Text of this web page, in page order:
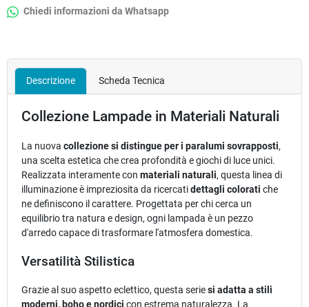
Chiedi informazioni da Whatsapp
Descrizione Scheda Tecnica
Collezione Lampade in Materiali Naturali
La nuova collezione si distingue per i paralumi sovrapposti,
una scelta estetica che crea profondità e giochi di luce unici.
Realizzata interamente con materiali naturali, questa linea di
illuminazione è impreziosita da ricercatidettagli colorati che
ne definiscono il carattere. Progettata per chi cerca un
equilibrio tra natura e design, ogni lampada è un pezzo
d'arredo capace di trasformare l'atmosfera domestica.
Versatilità Stilistica
Grazie al suo aspetto eclettico, questa seriesi adatta a stili
moderni, boho e nordici con estrema naturalezza. La